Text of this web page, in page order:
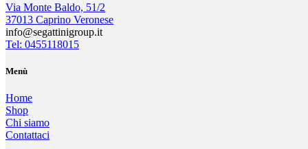
Via Monte Baldo, 51/2
37013 Caprino Veronese
info@segattinigroup.it
Tel: 0455118015
Menù
Home
Shop
Chi siamo
Contattaci